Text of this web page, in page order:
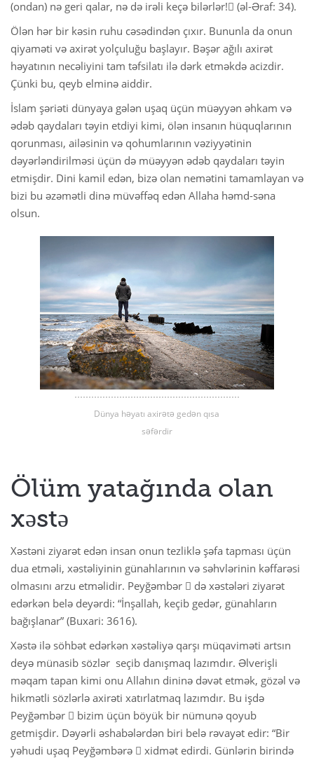
(ondan) nə geri qalar, nə də irəli keçə bilərlər! (əl-Əraf: 34).
Ölən hər bir kəsin ruhu cəsədindən çıxır. Bununla da onun
qiyaməti və axirət yolçuluğu başlayır. Bəşər ağılı axirət
həyatının necəliyini tam təfsilatı ilə dərk etməkdə acizdir.
Çünki bu, qeyb elminə aiddir.
İslam şəriəti dünyaya gələn uşaq üçün müəyyən əhkam və
ədəb qaydaları təyin etdiyi kimi, ölən insanın hüquqlarının
qorunması, ailəsinin və qohumlarının vəziyyətinin
dəyərləndirilməsi üçün də müəyyən ədəb qaydaları təyin
etmişdir. Dini kamil edən, bizə olan nemətini tamamlayan və
bizi bu əzəmətli dinə müvəffəq edən Allaha həmd-səna
olsun.
Dünya həyatı axirətə gedən qısa
səfərdir
Ölüm yatağında olan
xəstə
Xəstəni ziyarət edən insan onun tezliklə şəfa tapması üçün
dua etməli, xəstəliyinin günahlarının və səhvlərinin kəffarəsi
olmasını arzu etməlidir. Peyğəmbər  də xəstələri ziyarət
edərkən belə deyərdi: “İnşallah, keçib gedər, günahların
bağışlanar” (Buxari: 3616).
Xəstə ilə söhbət edərkən xəstəliyə qarşı müqaviməti artsın
deyə münasib sözlər seçib danışmaq lazımdır. Əlverişli
məqam tapan kimi onu Allahın dininə dəvət etmək, gözəl və
hikmətli sözlərlə axirəti xatırlatmaq lazımdır. Bu işdə
Peyğəmbər  bizim üçün böyük bir nümunə qoyub
getmişdir. Dəyərli əshabələrdən biri belə rəvayət edir: “Bir
yəhudi uşaq Peyğəmbərə  xidmət edirdi. Günlərin birində